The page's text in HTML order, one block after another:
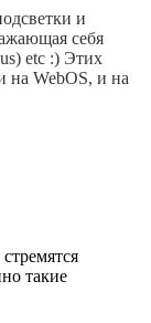
и
себя
etc :) Этих
на WebOS, и на
такие